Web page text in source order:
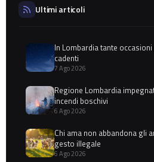
Ultimi articoli
In Lombardia tante
cadenti
7 Ago 2026
Regione Lombardia
incendi boschivi
6 Ago 2026
Chi ama non abbandona gli
gesto illegale
6 Ago 2026